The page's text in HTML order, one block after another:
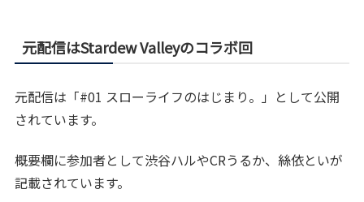
元配信はStardew Valleyのコラボ回
元配信は「#01 スローライフのはじまり。」として公開
されています。
概要欄に参加者として渋谷ハルやCRうるか、絲依といが
記載されています。